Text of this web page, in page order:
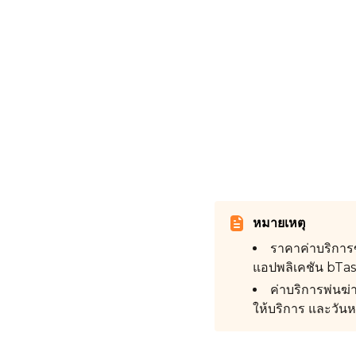
หมายเหตุ
ราคาค่าบริกา
แอปพลิเคชัน
ค่าบริการพ่นฆ่
ให้บริการ และวัน